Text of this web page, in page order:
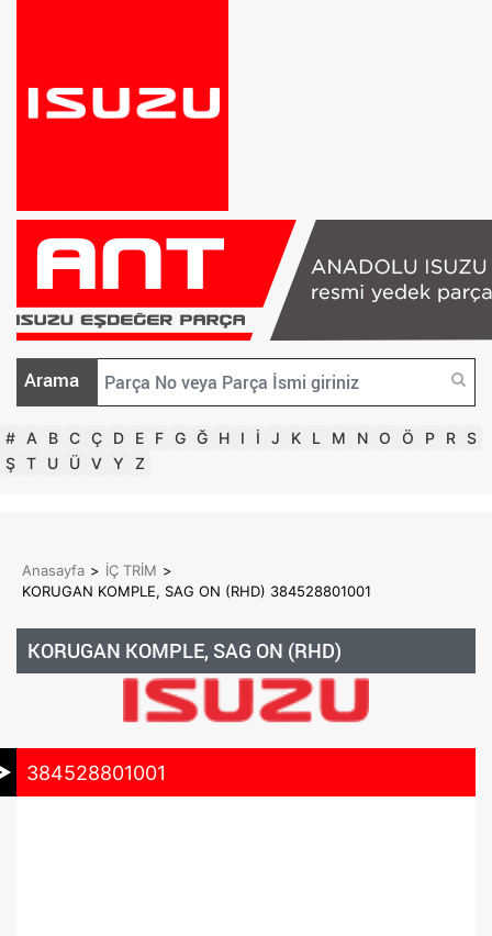
Arama
# A B C Ç D E F G Ğ H I İ J K L M N O Ö P R S
Ş T U Ü V Y Z
Anasayfa > İÇ TRİM >
KORUGAN KOMPLE, SAG ON (RHD) 384528801001
KORUGAN KOMPLE, SAG ON (RHD)
384528801001